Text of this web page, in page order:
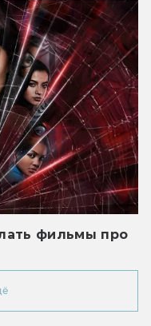
фильмы про